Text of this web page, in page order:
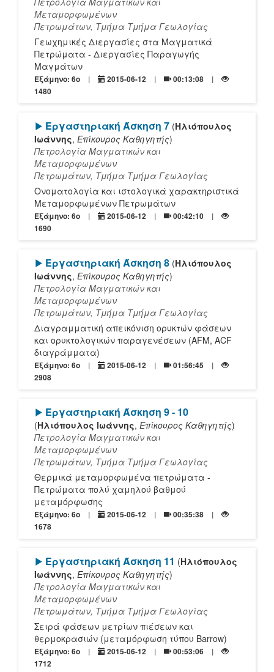
Μεταμορφωμένων
Πετρωμάτων, Τμήμα Τμήμα Γεωλογίας
Γεωχημικές Διεργασίες στα Μαγματικά
Πετρώματα - Διεργασίες Παραγωγής
Μαγμάτων
Εξάμηνο: 6o 2015-06-12
00:13:08
1480
[Play]
Εργαστηριακή Άσκηση 7 (Ηλιόπουλος
Ιωάννης, Επίκουρος Καθηγητής)
Πετρολογία Μαγματικών και
Μεταμορφωμένων
Πετρωμάτων, Τμήμα Τμήμα Γεωλογίας
Ονοματολογία και ιστολογικά χαρακτηριστικά
Μεταμορφωμένων Πετρωμάτων
Εξάμηνο: 6o 2015-06-12
00:42:10
1690
[Play]
Εργαστηριακή Άσκηση 8 (Ηλιόπουλος
Ιωάννης, Επίκουρος Καθηγητής)
Πετρολογία Μαγματικών και
Μεταμορφωμένων
Πετρωμάτων, Τμήμα Τμήμα Γεωλογίας
Διαγραμματική απεικόνιση ορυκτών φάσεων
και ορυκτολογικών παραγενέσεων (AFM, ACF
διαγράμματα)
Εξάμηνο: 6o 2015-06-12
01:56:45
2908
[Play]
Εργαστηριακή Άσκηση 9 - 10
(Ηλιόπουλος Ιωάννης, Επίκουρος Καθηγητής)
Πετρολογία Μαγματικών και
Μεταμορφωμένων
Πετρωμάτων, Τμήμα Τμήμα Γεωλογίας
Θερμικά μεταμορφωμένα πετρώματα -
Πετρώματα πολύ χαμηλού βαθμού
μεταμόρφωσης
Εξάμηνο: 6o 2015-06-12
00:35:38
1678
[Play]
Εργαστηριακή Άσκηση 11 (Ηλιόπουλος
Ιωάννης, Επίκουρος Καθηγητής)
Πετρολογία Μαγματικών και
Μεταμορφωμένων
Πετρωμάτων, Τμήμα Τμήμα Γεωλογίας
Σειρά φάσεων μετρίων πιέσεων και
θερμοκρασιών (μεταμόρφωση τύπου Barrow)
Εξάμηνο: 6o 2015-06-12
00:53:06
1712